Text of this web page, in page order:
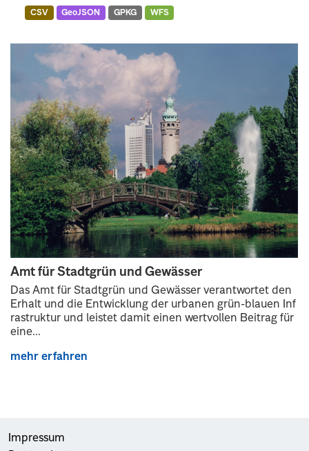
Amt für Stadtgrün und Gewässer
Das Amt für Stadtgrün und Gewässer verantwortet den
Erhalt und die Entwicklung der urbanen grün-blauen Inf
rastruktur und leistet damit einen wertvollen Beitrag für
eine...
mehr erfahren
CSV GeoJSON GPKG WFS
Impressum